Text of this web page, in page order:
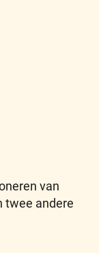
van
twee andere